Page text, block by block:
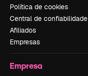
Política de cookies
Central de confiabilidade
Afiliados
Empresas
Empresa